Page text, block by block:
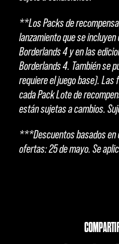
**Los Packs de
lanzamiento que se
Borderlands 4 y en las
Borderlands 4. También se
requiere el juego base).
cada Pack Lote de
están sujetas a cambios.
***Descuentos basados en
ofertas: 25 de mayo. Se